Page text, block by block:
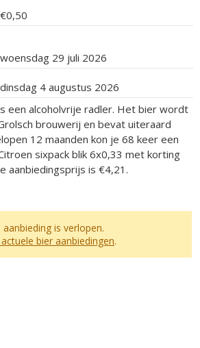
€0,50
woensdag 29 juli 2026
dinsdag 4 augustus 2026
een alcoholvrije radler. Het bier wordt
brouwerij en bevat uiteraard
12 maanden kon je 68 keer een
sixpack blik 6x0,33 met korting
aanbiedingsprijs is €4,21.
aanbieding is verlopen.
bier aanbiedingen.